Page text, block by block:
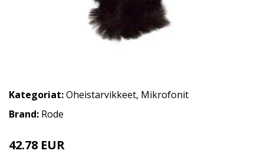
Kategoriat:Oheistarvikkeet, Mikrofonit
Brand: Rode
42.78 EUR